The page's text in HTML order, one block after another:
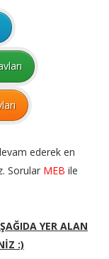
ederek en
Sorular MEB ile
YER ALAN
:)